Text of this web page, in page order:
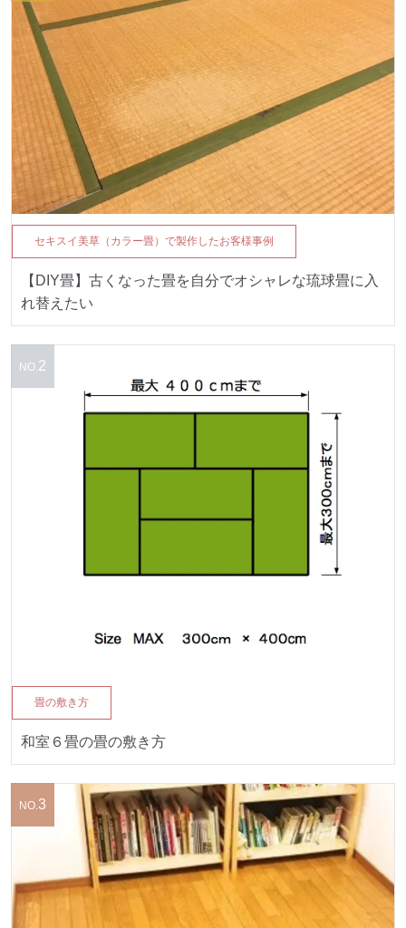
セキスイ美草（カラー畳）で製作したお客様事例
【DIY畳】古くなった畳を自分でオシャレな琉球畳に入
れ替えたい
畳の敷き方
和室６畳の畳の敷き方
NO.2
NO.3